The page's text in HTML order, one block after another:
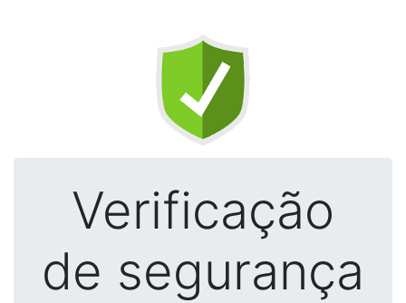
Verificação
de segurança